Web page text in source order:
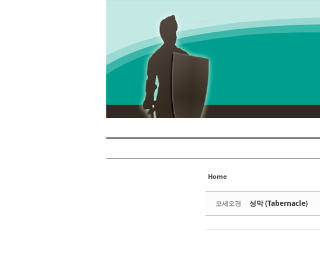
Home
모세오경 성막 (Tabernacle)
Sketchbook5, 스케치북5
Sketchbook5, 스케치북5
Sketchbook5, 스케치북5
Sketchbook5, 스케치북5